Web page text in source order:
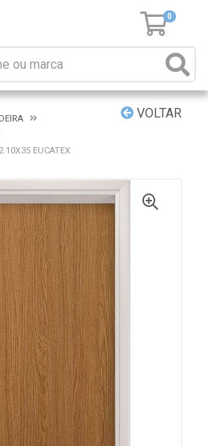
0
VOLTAR
EUCATEX